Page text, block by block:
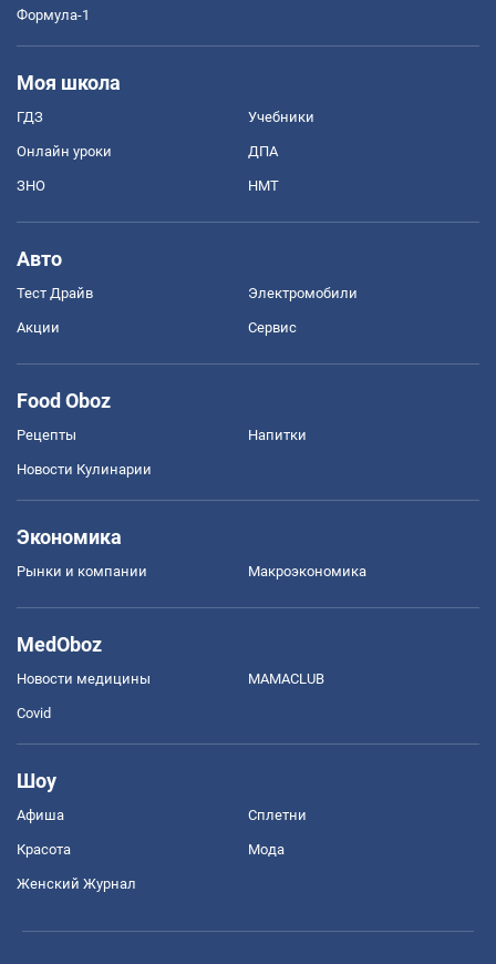
Формула-1
Моя школа
ГДЗ Учебники
Онлайн уроки ДПА
ЗНО НМТ
Авто
Тест Драйв Электромобили
Акции Сервис
Food Oboz
Рецепты Напитки
Новости Кулинарии
Экономика
Рынки и компании Mакроэкономика
MedOboz
Новости медицины MAMACLUB
Covid
Шоу
Афиша Сплетни
Красота Мода
Женский Журнал